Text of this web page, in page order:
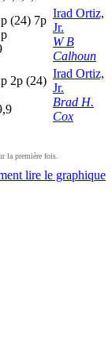
p (24) 7p
p
Irad Ortiz,
Jr.
W B
Calhoun
p 2p (24)
Irad Ortiz,
Jr.
Brad H.
Cox
la première fois.
lire le graphique